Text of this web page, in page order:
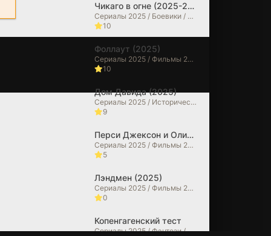
Чикаго в огне (2025-2026)
Сериалы 2025 / Боевики / Драмы / Сериалы 2026 года / Зарубежные сериалы
10
Фоллаут (2025)
Сериалы 2025 / Фильмы 2025 / Фантастические / Боевики / Фильмы-приключения / Драмы / Зарубежные сериалы
10
Дом Давида (2025)
Сериалы 2025 / Исторические фильмы / Фильмы 2025 / Фильмы в 4K
9
Перси Джексон и Олимпийцы (2025)
Сериалы 2025 / Фильмы 2025 / Фэнтези / Фильмы-приключения / Боевики / Зарубежные сериалы / Фильмы в 4K
5
Лэндмен (2025)
Сериалы 2025 / Фильмы 2025 / Драмы / Зарубежные сериалы
0
Копенгагенский тест
Сериалы 2025 / Фэнтези / Фантастические / Боевики / Зарубежные сериалы